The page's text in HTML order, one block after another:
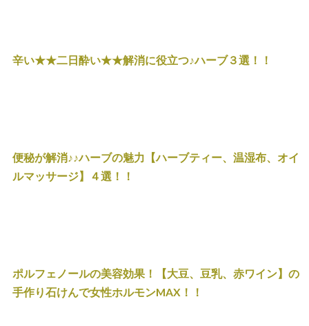
辛い★★二日酔い★★解消に役立つ♪ハーブ３選！！
便秘が解消♪♪ハーブの魅力【ハーブティー、温湿布、オイ
ルマッサージ】４選！！
ポルフェノールの美容効果！【大豆、豆乳、赤ワイン】の
手作り石けんで女性ホルモンMAX！！